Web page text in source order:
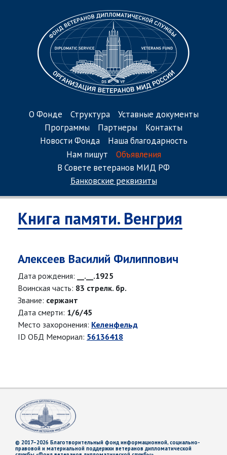
О Фонде Структура
Уставные документы
Программы
Партнеры
Контакты
Новости Фонда
Наша благодарность
Нам пишут
Объявления
В Совете ветеранов МИД РФ
Банковские реквизиты
Книга памяти. Венгрия
Алексеев Василий Филиппович
Дата рождения:
__.__.1925
Воинская часть: 83 стрелк. бр.
Звание: сержант
Дата смерти: 1/6/45
Место захоронения: Келенфельд
ID ОБД Мемориал: 56136418
© 2017–2026 Благотворительный фонд информационной, социально-
правовой и материальной поддержки ветеранов дипломатической